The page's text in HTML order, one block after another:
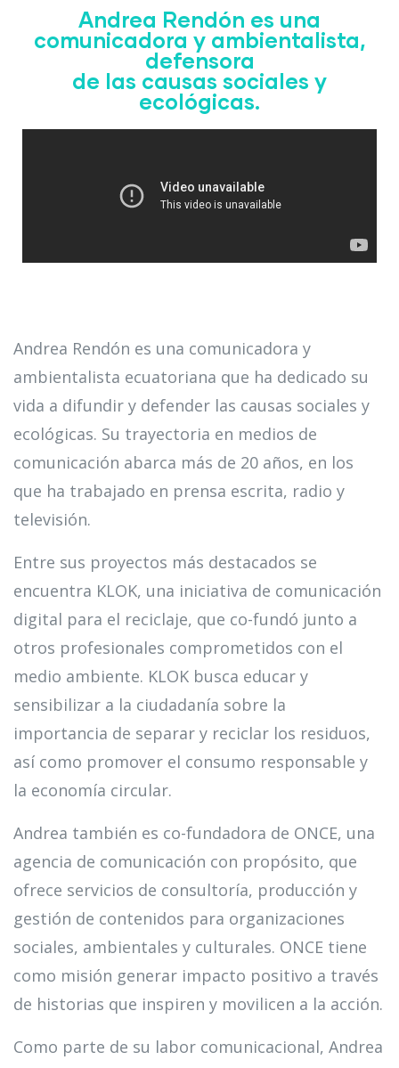
Andrea Rendón es una
comunicadora y ambientalista,
defensora
de las causas sociales y
ecológicas.
Andrea Rendón es una comunicadora y
ambientalista ecuatoriana que ha dedicado su
vida a difundir y defender las causas sociales y
ecológicas. Su trayectoria en medios de
comunicación abarca más de 20 años, en los
que ha trabajado en prensa escrita, radio y
televisión.
Entre sus proyectos más destacados se
encuentra KLOK, una iniciativa de comunicación
digital para el reciclaje, que co-fundó junto a
otros profesionales comprometidos con el
medio ambiente. KLOK busca educar y
sensibilizar a la ciudadanía sobre la
importancia de separar y reciclar los residuos,
así como promover el consumo responsable y
la economía circular.
Andrea también es co-fundadora de ONCE, una
agencia de comunicación con propósito, que
ofrece servicios de consultoría, producción y
gestión de contenidos para organizaciones
sociales, ambientales y culturales. ONCE tiene
como misión generar impacto positivo a través
de historias que inspiren y movilicen a la acción.
Como parte de su labor comunicacional, Andrea